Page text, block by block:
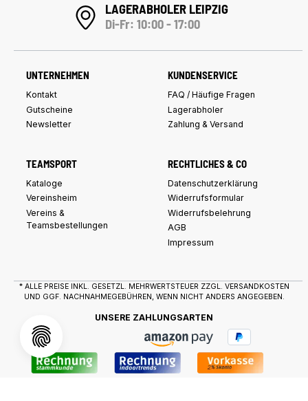
LAGERABHOLER LEIPZIG
Di-Fr: 10:00 - 17:00
UNTERNEHMEN
Kontakt
Gutscheine
Newsletter
KUNDENSERVICE
FAQ / Häufige Fragen
Lagerabholer
Zahlung & Versand
TEAMSPORT
Kataloge
Vereinsheim
Vereins &
Teamsbestellungen
RECHTLICHES & CO
Datenschutzerklärung
Widerrufsformular
Widerrufsbelehrung
AGB
Impressum
* ALLE PREISE INKL. GESETZL. MEHRWERTSTEUER ZZGL. VERSANDKOSTEN
UND GGF. NACHNAHMEGEBÜHREN, WENN NICHT ANDERS ANGEGEBEN.
UNSERE ZAHLUNGSARTEN